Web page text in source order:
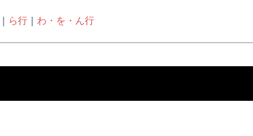
｜ ら行 ｜ わ・を・ん行